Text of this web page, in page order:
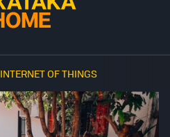
INTERNET OF THINGS